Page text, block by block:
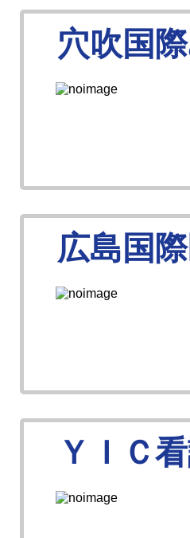
穴吹国
広島国
ＹＩＣ